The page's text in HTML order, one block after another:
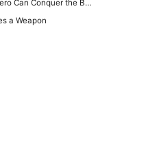
but Can He Win Back His Daughter?
a Weapon